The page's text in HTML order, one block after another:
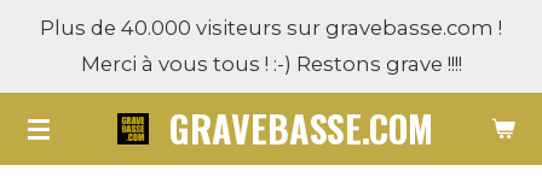
Passer
contenu
principal
GRAVEBASSE.COM
Plus de 40.000 visiteurs sur gravebasse.com !
Merci à vous tous ! :-) Restons grave !!!!